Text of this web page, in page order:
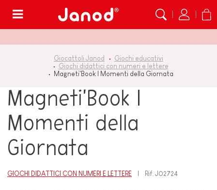
Giocattoli Janod
Giochi educativi
Giochi didattici con numeri e lettere
Magneti'Book I Momenti della Giornata
Magneti'Book I
Momenti della
Giornata
GIOCHI DIDATTICI CON NUMERI E LETTERE Rif.J02724